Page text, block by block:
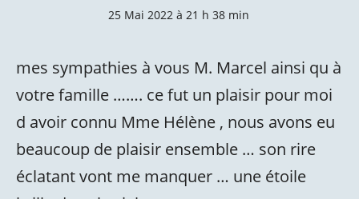
25 Mai 2022 à 21 h 38 min
mes sympathies à vous M. Marcel ainsi qu à
votre famille ……. ce fut un plaisir pour moi
d avoir connu Mme Hélène , nous avons eu
beaucoup de plaisir ensemble … son rire
éclatant vont me manquer … une étoile